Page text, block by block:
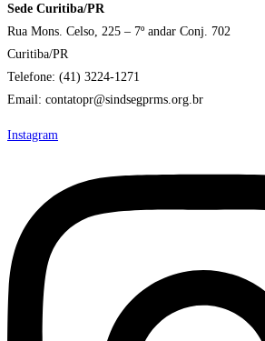
Sede Curitiba/PR
Rua Mons. Celso, 225 – 7º andar Conj. 702
Curitiba/PR
Telefone: (41) 3224-1271
Email: contatopr@sindsegprms.org.br
Instagram